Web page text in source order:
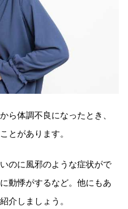
ら体調不良になったとき、
とがあります。
のに風邪のような症状がで
動悸がするなど。他にもあ
介しましょう。